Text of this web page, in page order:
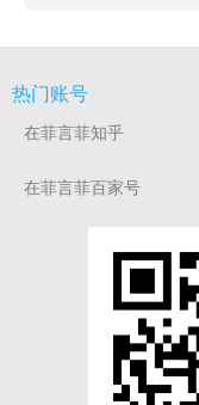
热门账号
在菲言菲知乎
在菲言菲百家号